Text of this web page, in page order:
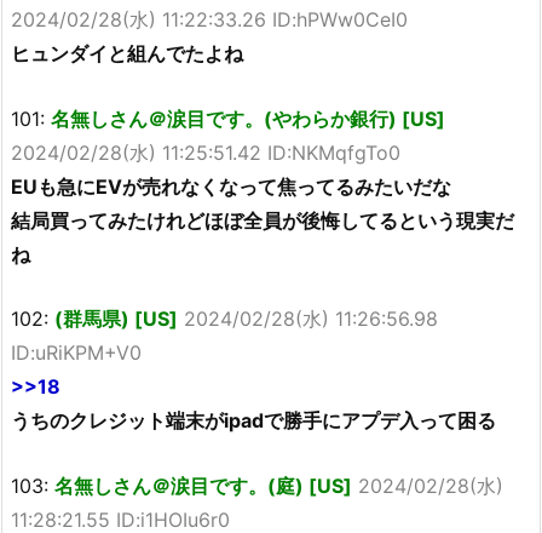
2024/02/28(水) 11:22:33.26 ID:hPWw0CeI0
ヒュンダイと組んでたよね
101: 名無しさん＠涙目です。(やわらか銀行) [US]
2024/02/28(水) 11:25:51.42 ID:NKMqfgTo0
EUも急にEVが売れなくなって焦ってるみたいだな
結局買ってみたけれどほぼ全員が後悔してるという現実だ
ね
102: (群馬県) [US] 2024/02/28(水) 11:26:56.98
ID:uRiKPM+V0
>>18
うちのクレジット端末がipadで勝手にアプデ入って困る
103: 名無しさん＠涙目です。(庭) [US] 2024/02/28(水)
11:28:21.55 ID:i1HOIu6r0